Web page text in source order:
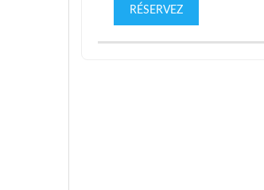
RÉSERVEZ